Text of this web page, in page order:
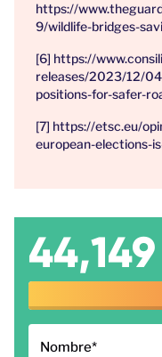
https://
9/wildlife-bridges-
[6] https://
releases/2023/12/
positions-for-safer-
[7] https://etsc.eu/
european-elections-
44,149
Nombre*